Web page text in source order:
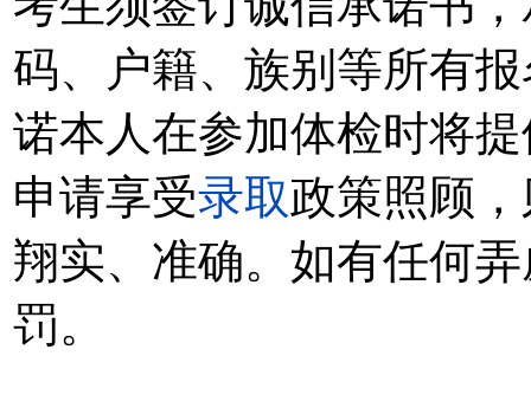
码、户籍、族别等所有
诺本人在参加体检时将
申请享受录取政策照顾
翔实、准确。如有任何
罚。